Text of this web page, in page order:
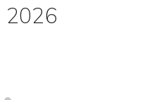
2026